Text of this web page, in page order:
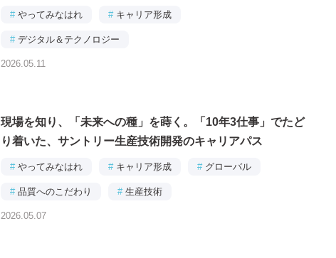
# やってみなはれ # キャリア形成
# デジタル＆テクノロジー
# 連載｜あなたの知らない「デジタルな」サントリー
2026.05.11
現場を知り、「未来への種」を蒔く。「10年3仕事」でたど
り着いた、サントリー生産技術開発のキャリアパス
# やってみなはれ # キャリア形成 # グローバル
# 品質へのこだわり # 生産技術
2026.05.07